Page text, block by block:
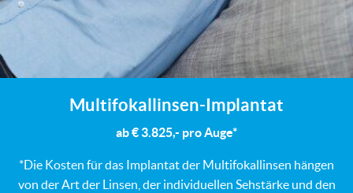
Multifokallinsen-Implantat
ab € 3.825,- pro Auge*
*Die Kosten für das Implantat der Multifokallinsen hängen
von der Art der Linsen, der individuellen Sehstärke und den